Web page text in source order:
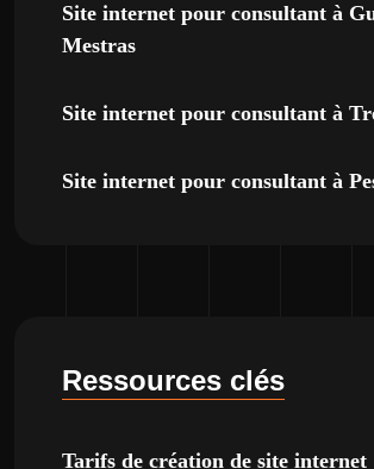
Site internet pour consultant à
Mestras
Site internet pour consultant à
Site internet pour consultant à
Ressources clés
Tarifs de création de site internet